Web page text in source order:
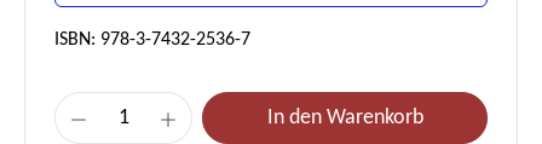
ISBN: 978-3-7432-2536-7
Produkt Anzahl: Gib den gewünschten
In den Warenkorb